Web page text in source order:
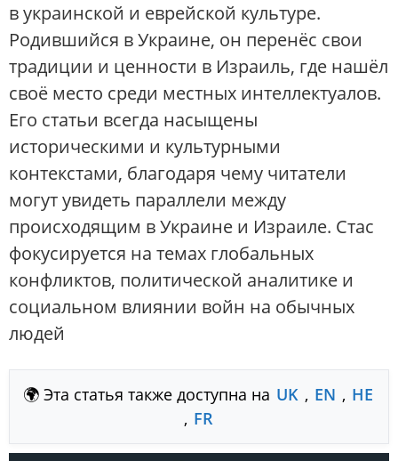
в украинской и еврейской культуре.
Родившийся в Украине, он перенёс свои
традиции и ценности в Израиль, где нашёл
своё место среди местных интеллектуалов.
Его статьи всегда насыщены
историческими и культурными
контекстами, благодаря чему читатели
могут увидеть параллели между
происходящим в Украине и Израиле. Стас
фокусируется на темах глобальных
конфликтов, политической аналитике и
социальном влиянии войн на обычных
людей
🌍 Эта статья также доступна на UK , EN , HE
, FR